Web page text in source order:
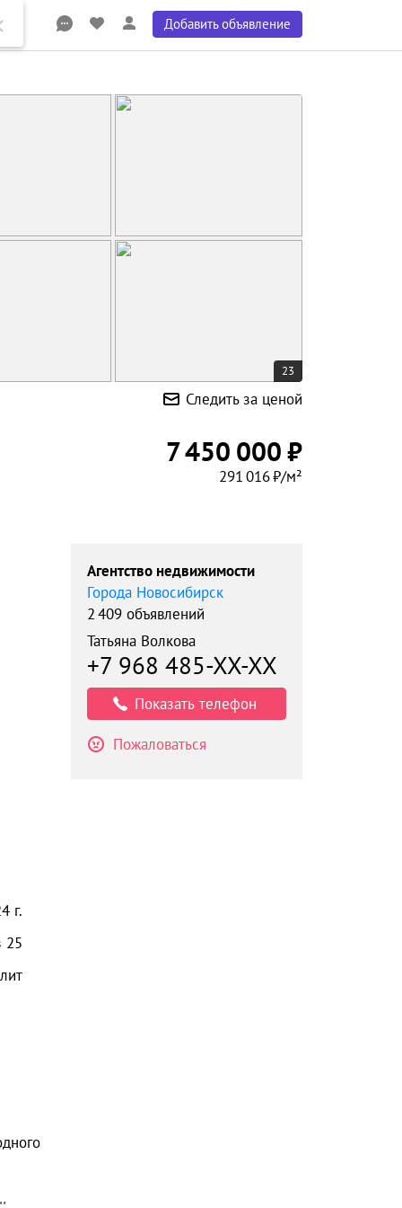
Добавить объявление
23
Следить за ценой
7 450 000 ₽
291 016 ₽/м²
г.
25
Агентство недвижимости
Города Новосибирск
2 409 объявлений
Татьяна Волкова
+7 968 485-XX-XX
Показать телефон
Пожаловаться